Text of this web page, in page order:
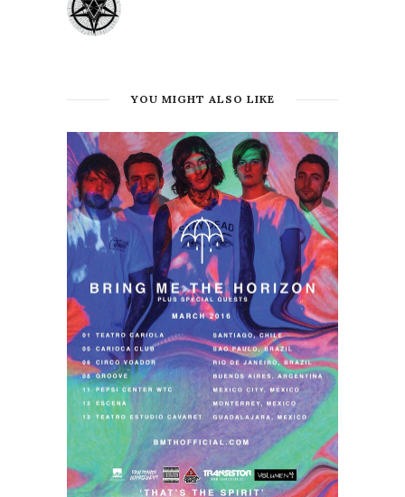
YOU MIGHT ALSO LIKE